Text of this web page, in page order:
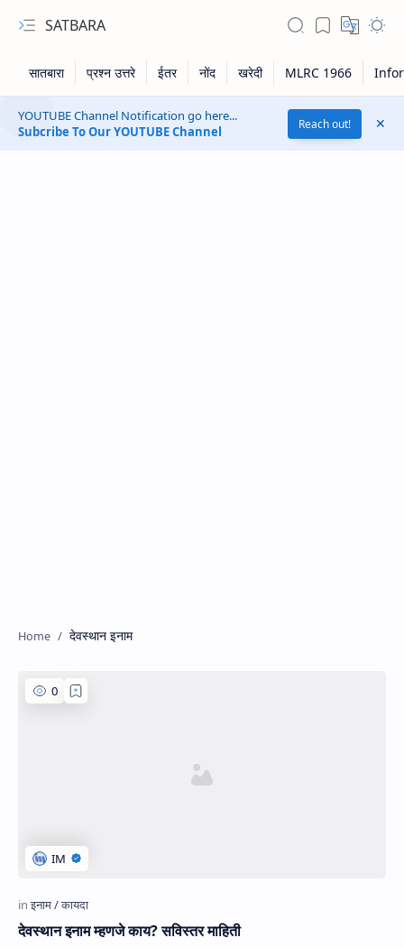
SATBARA
YOUTUBE Channel Notification go here...
Subcribe To Our YOUTUBE Channel
Reach out!
देवस्थान इनाम
देवस्थान इनाम म्हणजे काय? सविस्तर माहिती